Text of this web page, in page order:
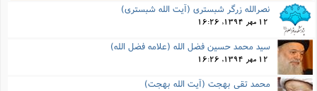
نصرالله زرگر شبسترى (آیت الله شبستری)
12 مهر 1394, 16:26
سید محمد حسین فضل الله (علامه فضل الله)
12 مهر 1394, 16:26
محمد تقی بهجت (آیت الله بهجت)